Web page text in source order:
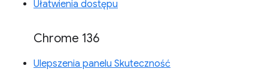
Ułatwienia dostępu
Chrome 136
Ulepszenia panelu Skuteczność